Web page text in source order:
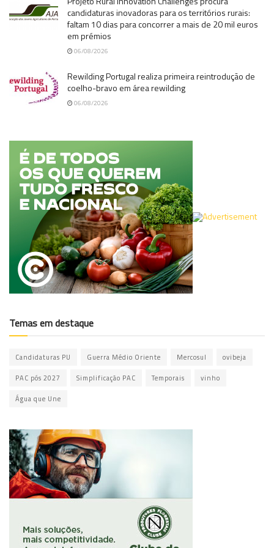
candidaturas inovadoras para os territórios rurais:
faltam 10 dias para concorrer a mais de 20 mil euros
em prémios
06/08/2026
Rewilding Portugal realiza primeira reintrodução de
coelho-bravo em área rewilding
06/08/2026
Temas em destaque
Candidaturas PU Guerra Médio Oriente Mercosul ovibeja
PAC pós 2027 Simplificação PAC Temporais vinho
Água que Une